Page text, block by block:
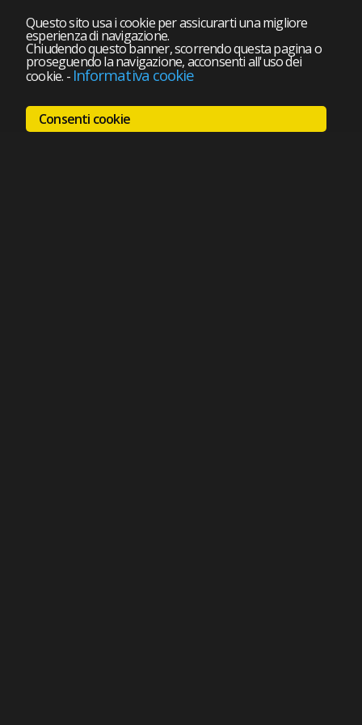
Questo sito usa i cookie per assicurarti una migliore
esperienza di navigazione.
Chiudendo questo banner, scorrendo questa pagina o
proseguendo la navigazione, acconsenti all'uso dei
cookie. - Informativa cookie
Consenti cookie